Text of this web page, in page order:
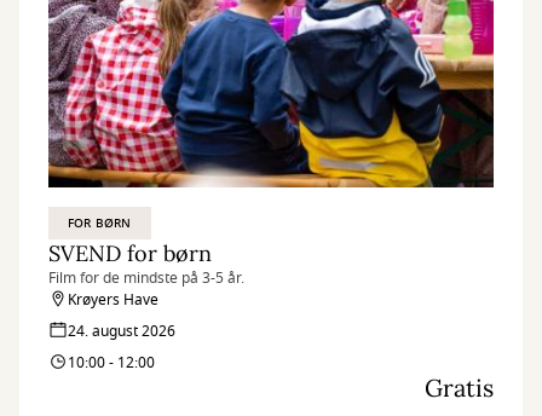
FOR BØRN
SVEND for børn
Film for de mindste på 3-5 år.
Krøyers Have
24. august 2026
10:00 - 12:00
Gratis